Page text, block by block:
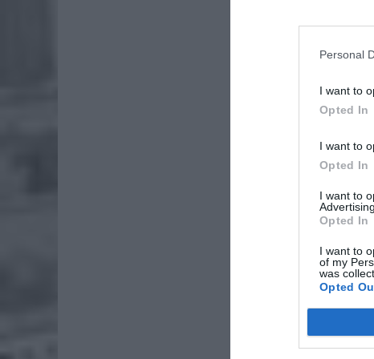
Personal
I want to
Opted In
I want to
Opted In
I want to
Advertising.
Opted In
I want to
of my
was
Opted